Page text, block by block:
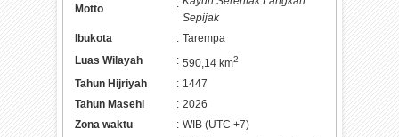
Motto :
Sepijak
Ibukota
: Tarempa
Luas Wilayah
: 590,14 km2
Tahun Hijriyah : 1447
Tahun Masehi
: 2026
Zona waktu
: WIB (UTC +7)